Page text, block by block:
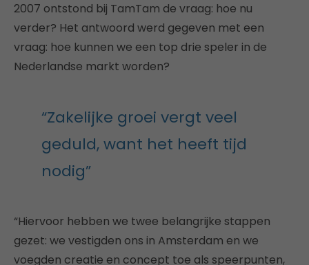
2007 ontstond bij TamTam de vraag: hoe nu
verder? Het antwoord werd gegeven met een
vraag: hoe kunnen we een top drie speler in de
Nederlandse markt worden?
“Zakelijke groei vergt veel
geduld, want het heeft tijd
nodig”
“Hiervoor hebben we twee belangrijke stappen
gezet: we vestigden ons in Amsterdam en we
voegden creatie en concept toe als speerpunten,